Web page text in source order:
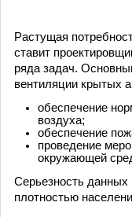
Растущая
ставит
ряда задач.
вентиляции крытых
обеспечение
воздуха;
обеспечение
проведение
окружающей
Серьезность
плотностью